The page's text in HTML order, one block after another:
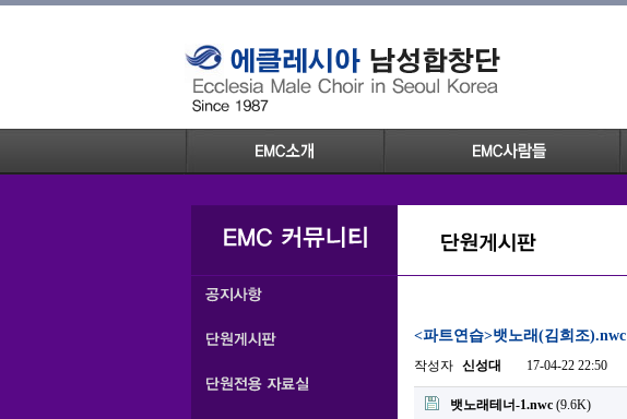
<파트연습>뱃노래(김희조).nwc
작성자 신성대 17-04-22 22:50
뱃노래테너-1.nwc (9.6K)